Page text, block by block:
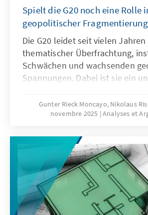
Spielt die G20 noch eine Rolle
geopolitischer
Die G20 leidet seit vielen
thematischer Überfrachtung,
Schwächen und wachsenden
Spannungen. Dabei ist sie ein
muss daher ihre Legitimität und
zurückgewinnen. Dies kann nur
konzentriert, die Troika zu einer
Planungsinstanz
als Quasi-Sekretariat
ihre Arbeitsweise stärker auf
Ergebnisse ausrichtet.
Gunter Rieck Moncayo, Nikolaus
novembre 2025 Analyses et